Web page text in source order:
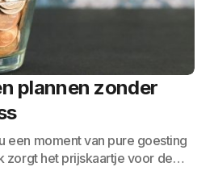
plannen zonder
een moment van pure goesting
zorgt het prijskaartje voor de…